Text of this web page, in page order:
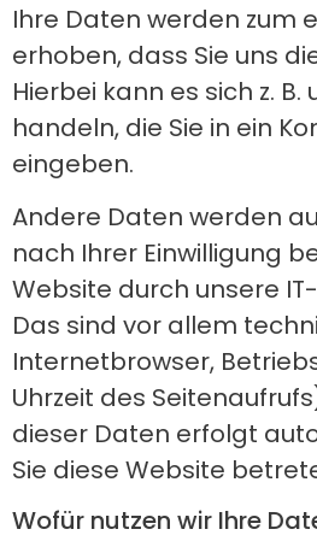
Ihre Daten werden zum
erhoben, dass Sie uns
Hierbei kann es sich z. B.
handeln, die Sie in ein
eingeben.
Andere Daten werden
nach Ihrer Einwilligung
Website durch unsere
Das sind vor allem
Internetbrowser,
Uhrzeit des
dieser Daten erfolgt
Sie diese Website
Wofür nutzen wir Ihre